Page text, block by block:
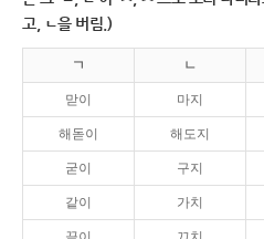
고, ㄴ을 버림.)
ㄱ ㄴ
맏이 마지
해돋이 해도지
굳이 구지
같이 가치